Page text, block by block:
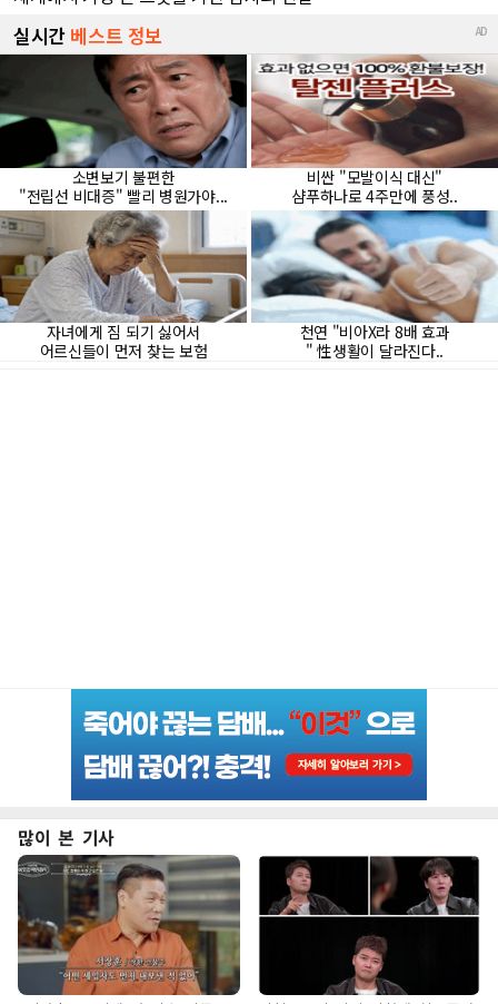
많이 본 기사